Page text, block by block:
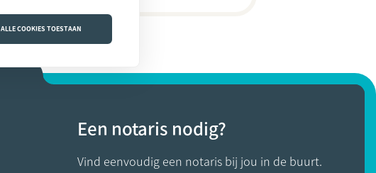
Een notaris nodig?
Vind eenvoudig een notaris bij jou in de buurt.
ALLE COOKIES TOESTAAN